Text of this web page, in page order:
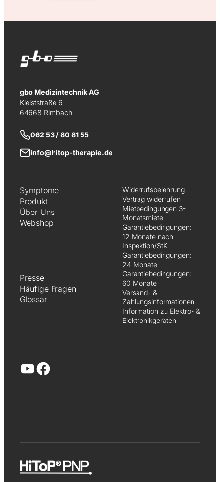
gbo Medizintechnik AG
Kleiststraße 6
64668 Rimbach
062 53 / 80 81 55
info@hitop-therapie.de
Symptome
Produkt
Über Uns
Webshop
Presse
Häufige Fragen
Glossar
Widerrufsbelehrung
Vertrag widerrufen
Mietbedingungen 3-
Monatsmiete
Garantiebedingungen:
12 Monate nach
Inspektion/StK
Garantiebedingungen:
24 Monate
Garantiebedingungen:
60 Monate
Versand- &
Zahlungsinformationen
Information zu Elektro- &
Elektronikgeräten
YouTube Facebook